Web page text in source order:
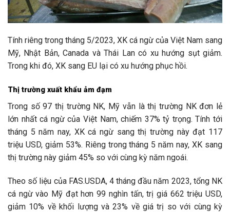
Tính riêng trong tháng 5/2023, XK cá ngừ của Việt Nam sang
Mỹ, Nhật Bản, Canada và Thái Lan có xu hướng sụt giảm.
Trong khi đó, XK sang EU lại có xu hướng phục hồi.
Thị trường xuất khẩu ảm đạm
Trong số 97 thị trường NK, Mỹ vẫn là thị trường NK đơn lẻ
lớn nhất cá ngừ của Việt Nam, chiếm 37% tỷ trọng. Tính tới
tháng 5 năm nay, XK cá ngừ sang thị trường này đạt 117
triệu USD, giảm 53%. Riêng trong tháng 5 năm nay, XK sang
thị trường này giảm 45% so với cùng kỳ năm ngoái.
Theo số liệu của FAS.USDA, 4 tháng đầu năm 2023, tổng NK
cá ngừ vào Mỹ đạt hơn 99 nghìn tấn, trị giá 662 triệu USD,
giảm 10% về khối lượng và 23% về giá trị so với cùng kỳ